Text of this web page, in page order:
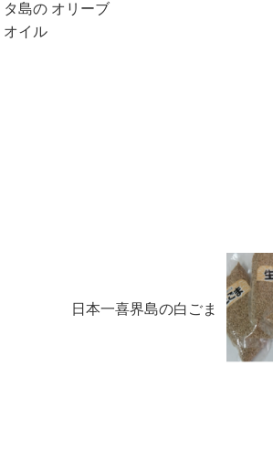
タ島の オリーブ
オイル
日本一喜界島の白ごま